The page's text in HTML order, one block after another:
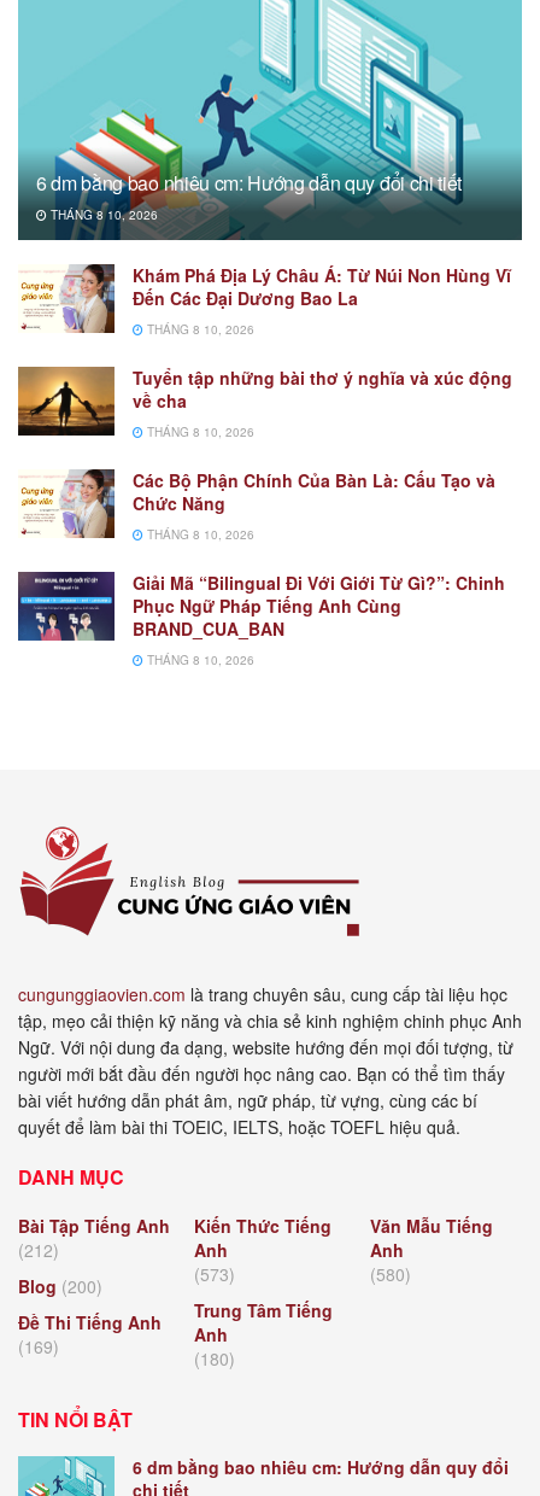
6 dm bằng bao nhiêu cm: Hướng dẫn quy đổi chi tiết
THÁNG 8 10, 2026
Khám Phá Địa Lý Châu Á: Từ Núi Non Hùng Vĩ
Đến Các Đại Dương Bao La
THÁNG 8 10, 2026
Tuyển tập những bài thơ ý nghĩa và xúc động
về cha
THÁNG 8 10, 2026
Các Bộ Phận Chính Của Bàn Là: Cấu Tạo và
Chức Năng
THÁNG 8 10, 2026
Giải Mã “Bilingual Đi Với Giới Từ Gì?”: Chinh
Phục Ngữ Pháp Tiếng Anh Cùng
BRAND_CUA_BAN
THÁNG 8 10, 2026
cungunggiaovien.com là trang chuyên sâu, cung cấp tài liệu học
tập, mẹo cải thiện kỹ năng và chia sẻ kinh nghiệm chinh phục Anh
Ngữ. Với nội dung đa dạng, website hướng đến mọi đối tượng, từ
người mới bắt đầu đến người học nâng cao. Bạn có thể tìm thấy
bài viết hướng dẫn phát âm, ngữ pháp, từ vựng, cùng các bí
quyết để làm bài thi TOEIC, IELTS, hoặc TOEFL hiệu quả.
DANH MỤC
Bài Tập Tiếng Anh
(212)
Blog (200)
Đề Thi Tiếng Anh
(169)
Kiến Thức Tiếng
Anh
(573)
Trung Tâm Tiếng
Anh
(180)
Văn Mẫu Tiếng
Anh
(580)
TIN NỔI BẬT
6 dm bằng bao nhiêu cm: Hướng dẫn quy đổi
chi tiết